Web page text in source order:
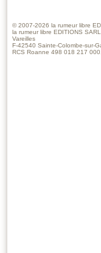
© 2007-2026 la rumeur libre
la rumeur libre EDITIONS SARL
Vareilles
F-42540 Sainte-Colombe-sur-
RCS Roanne 498 018 217